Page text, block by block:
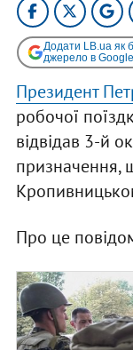
Додати LB.ua як
джерело в Google
Президент
робочої
відвідав 3-й
призначення,
Про це